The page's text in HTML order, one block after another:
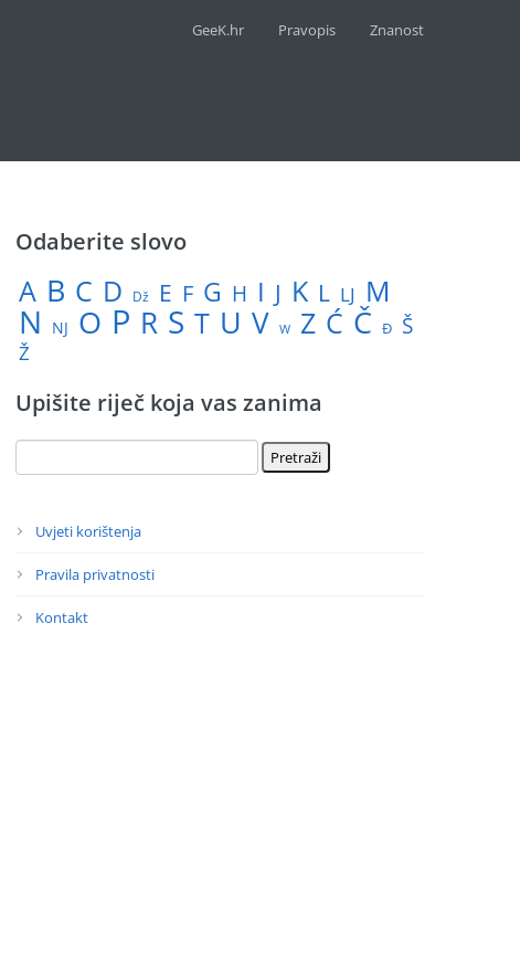
GeeK.hr Pravopis Znanost
Odaberite slovo
A B C D Dž E F G H I J K L LJ M
N NJ O P R S T U V W Z Ć Č Đ Š
Ž
Upišite riječ koja vas zanima
Uvjeti korištenja
Pravila privatnosti
Kontakt